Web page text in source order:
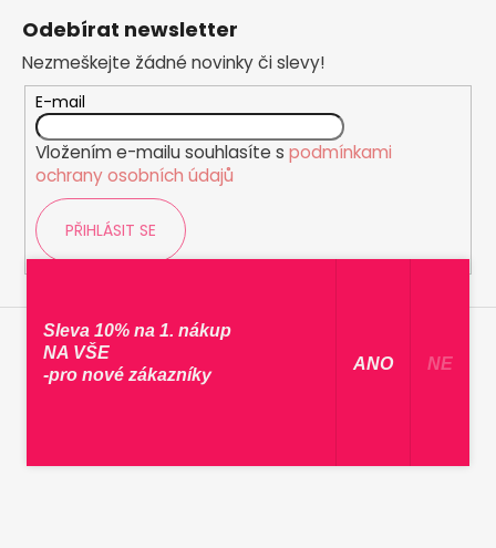
Odebírat newsletter
Nezmeškejte žádné novinky či slevy!
E-mail
Vložením e-mailu souhlasíte s podmínkami
ochrany osobních údajů
PŘIHLÁSIT SE
Sleva 10% na 1. nákup
NA VŠE
-pro nové zákazníky
​ ANO ​ NE